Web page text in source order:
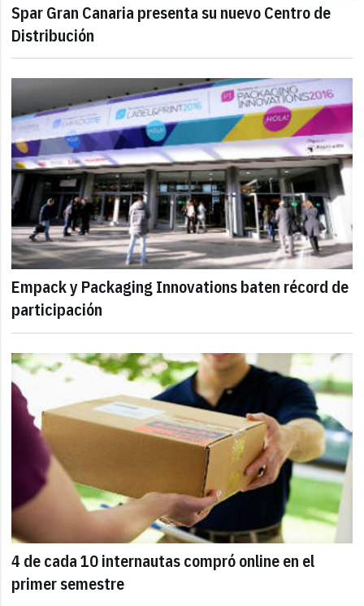
Spar Gran Canaria presenta su nuevo Centro de
Distribución
Empack y Packaging Innovations baten récord de
participación
4 de cada 10 internautas compró online en el
primer semestre